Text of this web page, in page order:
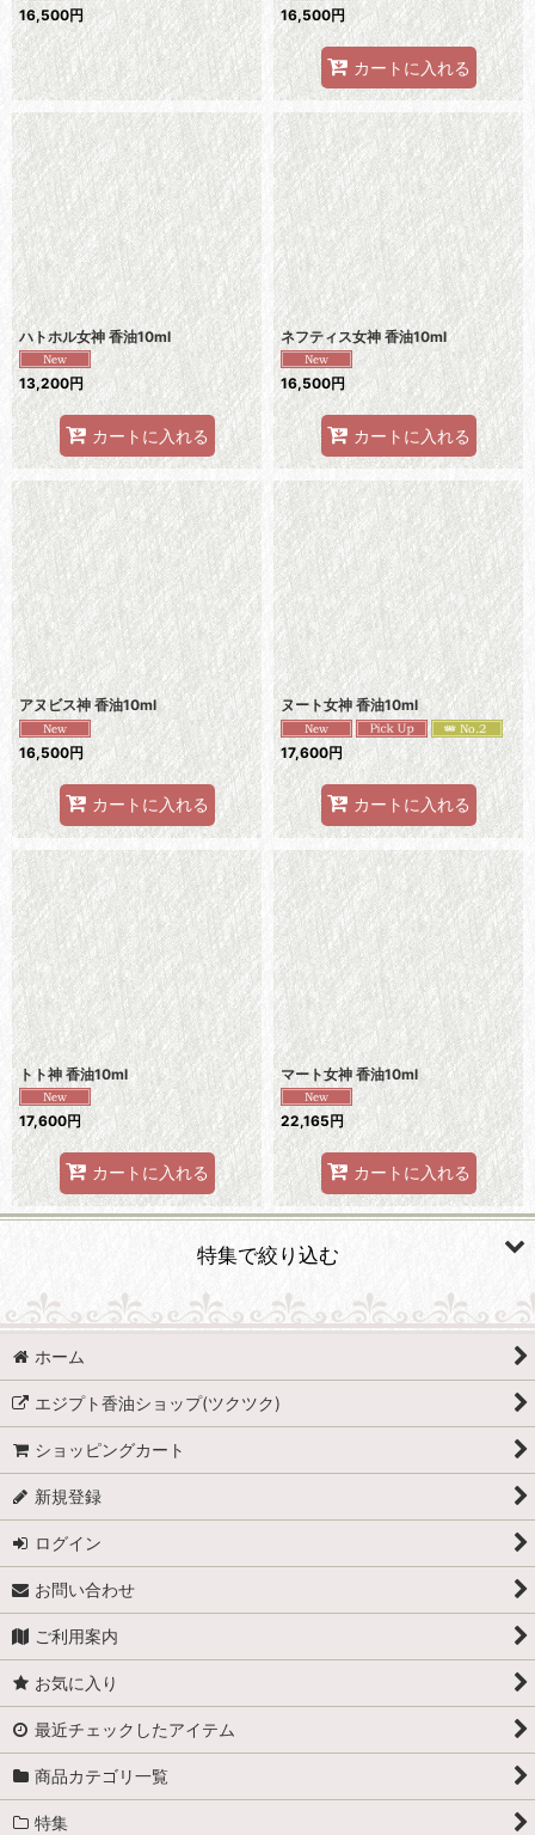
16,500円 16,500円
カートに入れる
ハトホル女神 香油10ml
13,200円
カートに入れる
ネフティス女神 香油10ml
16,500円
カートに入れる
アヌビス神 香油10ml
16,500円
カートに入れる
ヌート女神 香油10ml
17,600円
カートに入れる
トト神 香油10ml
17,600円
カートに入れる
マート女神 香油10ml
22,165円
カートに入れる
特集で絞り込む
シングル香油(花,果実,ムスク,鉱物など)
ブレンド香油(王,女王,王妃,神官)
ブレンド香油(スペシャルブレンド)
講座・体験会・WS お申し込み
ホーム
エジプト香油ショップ(ツクツク)
ショッピングカート
新規登録
ログイン
お問い合わせ
ご利用案内
お気に入り
最近チェックしたアイテム
商品カテゴリ一覧
特集